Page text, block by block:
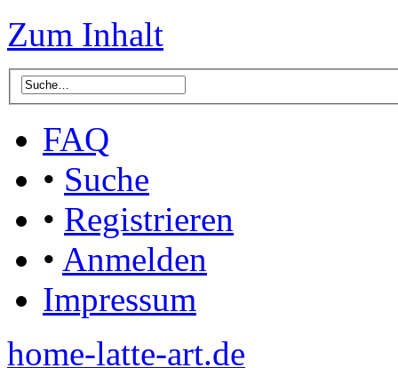
Zum Inhalt
FAQ
• Suche
• Registrieren
• Anmelden
Impressum
home-latte-art.de